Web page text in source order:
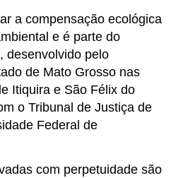
a compensação ecológica
e é parte do
desenvolvido pelo
de Mato Grosso nas
Itiquira e São Félix do
o Tribunal de Justiça de
Federal de
com perpetuidade são